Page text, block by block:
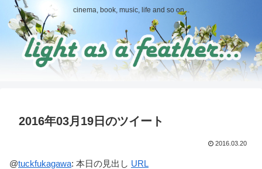
cinema, book, music, life and so on...
2016年03月19日のツイート
2016.03.20
@tuckfukagawa: 本日の見出し URL